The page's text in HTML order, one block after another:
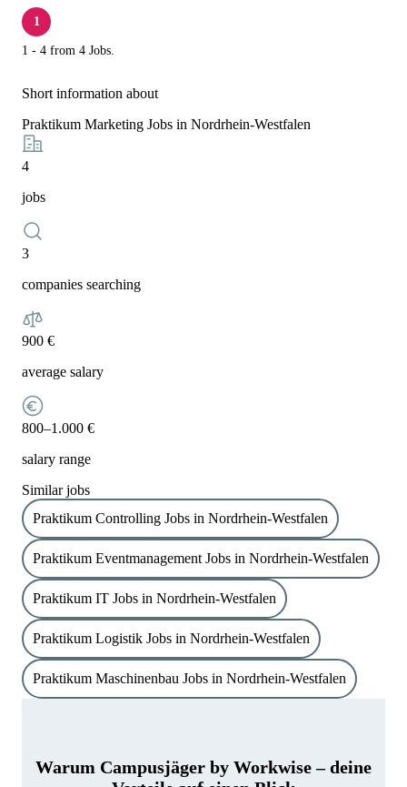
1
1 - 4 from 4 Jobs.
Short information about
Praktikum Marketing Jobs in Nordrhein-Westfalen
4
jobs
3
companies searching
900 €
average salary
800–1.000 €
salary range
Similar jobs
Praktikum Controlling Jobs in Nordrhein-Westfalen
Praktikum Eventmanagement Jobs in Nordrhein-Westfalen
Praktikum IT Jobs in Nordrhein-Westfalen
Praktikum Logistik Jobs in Nordrhein-Westfalen
Praktikum Maschinenbau Jobs in Nordrhein-Westfalen
Warum Campusjäger by Workwise – deine